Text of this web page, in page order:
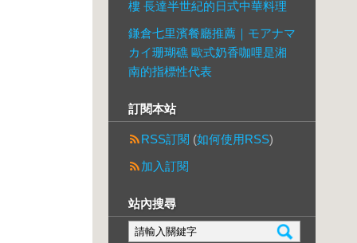
樓 長達半世紀的日式中華料理
鎌倉七里濱餐廳推薦｜モアナマ
カイ珊瑚礁 歐式奶香咖哩是湘
南的指標性代表
訂閱本站
RSS訂閱 (如何使用RSS)
加入訂閱
站內搜尋